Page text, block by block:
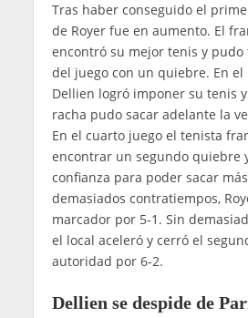
Tras haber conseguido el
de Royer fue en aumento. El
encontró su mejor tenis y
del juego con un quiebre. En el
Dellien logró imponer su tenis
racha pudo sacar adelante la
En el cuarto juego el tenista
encontrar un segundo quiebre
confianza para poder sacar
demasiados contratiempos,
marcador por 5-1. Sin
el local aceleró y cerró el
autoridad por 6-2.
Dellien se despide de